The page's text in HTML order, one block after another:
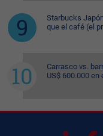
Starbucks
que el café (el
Carrasco vs.
US$ 600.000